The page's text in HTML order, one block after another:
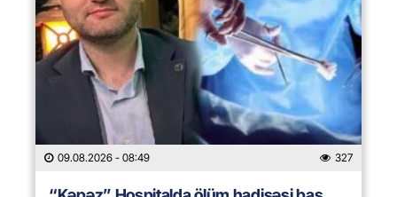
09.08.2026 - 08:49 327